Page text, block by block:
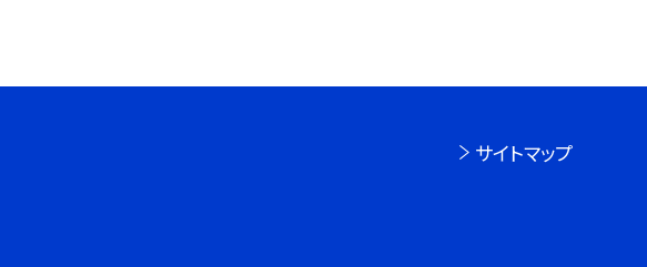
サイトマップ